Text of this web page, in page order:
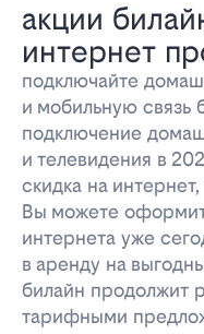
акции
интернет
подключайте
и мобильную связь
подключение
и телевидения в
скидка на
Вы можете
интернета уже
в аренду на
билайн продолжит
тарифными